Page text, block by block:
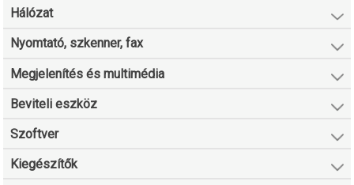
Hálózat
Nyomtató, szkenner, fax
Megjelenítés és multimédia
Beviteli eszköz
Szoftver
Kiegészítők